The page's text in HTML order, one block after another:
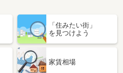
「住みたい街」
を見つけよう
家賃相場